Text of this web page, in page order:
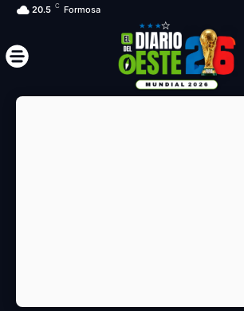
20.5 C Formosa